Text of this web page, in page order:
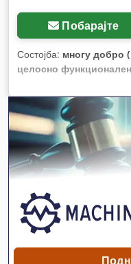
Побарајте
Состојба: многу добро
целосно функционален
гориво:80 l,
вкупна должина:
3.740 мм
вкупна висина:1.360 мм
волуменски проток:318
притисок (мин.):4 греда
на бучава:98 dB,
машина/возило:
проверка